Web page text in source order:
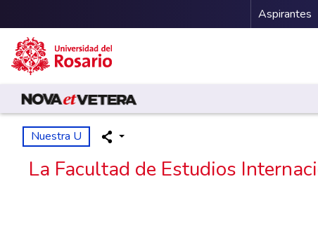
Pasar al contenido principal
Aspirantes
Nuestra U
La Facultad de Estudios